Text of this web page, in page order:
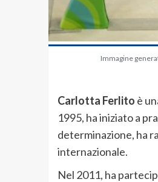
Immagine
Carlotta Ferlito è
1995, ha iniziato a
determinazione, ha
internazionale.
Nel 2011, ha